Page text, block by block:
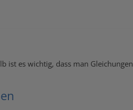
ist es wichtig, dass man Gleichungen